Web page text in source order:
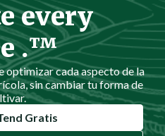
every
.™
optimizar cada aspecto de la
sin cambiar tu forma de
Gratis